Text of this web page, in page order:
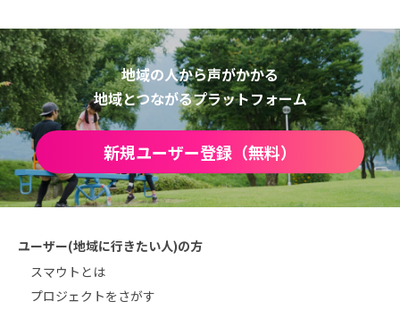
地域の人から声がかかる
地域とつながるプラットフォーム
新規ユーザー登録（無料）
ユーザー(地域に行きたい人)の方
スマウトとは
プロジェクトをさがす